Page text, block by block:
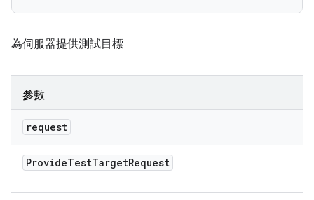
為伺服器提供測試目標
參數
request
ProvideTestTargetRequest